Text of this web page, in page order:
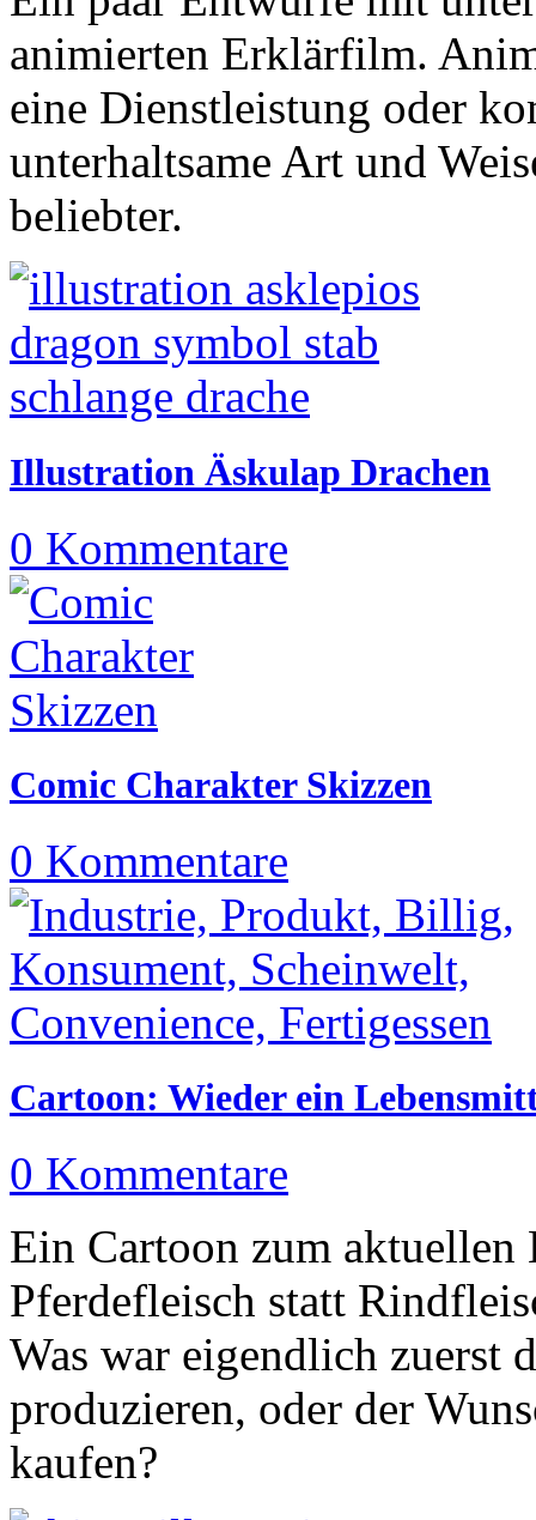
animierten Erklärfilm.
eine Dienstleistung oder
unterhaltsame Art und
beliebter.
Illustration Äskulap Drachen
0 Kommentare
Comic Charakter Skizzen
0 Kommentare
Cartoon: Wieder ein
0 Kommentare
Ein Cartoon zum aktuellen
Pferdefleisch statt
Was war eigendlich zuerst
produzieren, oder der
kaufen?